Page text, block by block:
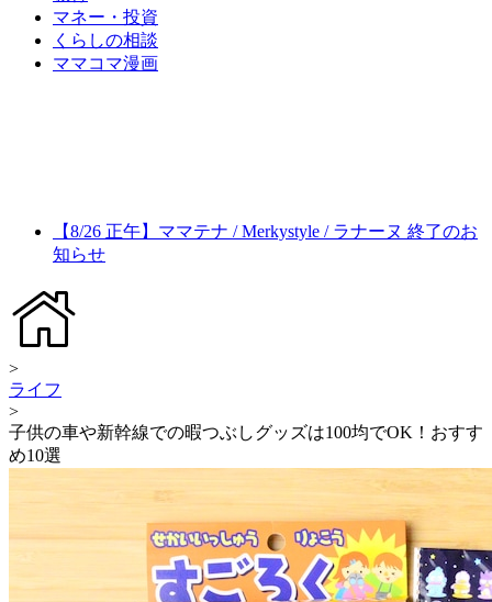
マネー・投資
くらしの相談
ママコマ漫画
【8/26 正午】ママテナ / Merkystyle / ラナーヌ 終了のお
知らせ
>
ライフ
>
子供の車や新幹線での暇つぶしグッズは100均でOK！おすす
め10選